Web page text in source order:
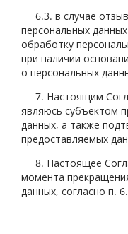
6.3. в случае
персональных
обработку
при наличии
о персональных
7. Настоящим
являюсь субъектом
данных, а также
предоставляемых
8. Настоящее
момента
данных, согласно п.